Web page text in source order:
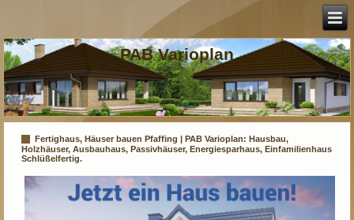
PAB Varioplan
Fertighaus, Häuser bauen Pfaffing | PAB Varioplan: Hausbau,
Holzhäuser, Ausbauhaus, Passivhäuser, Energiesparhaus, Einfamilienhaus
Schlüßelfertig.